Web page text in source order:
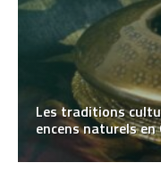
Les traditions
encens naturels